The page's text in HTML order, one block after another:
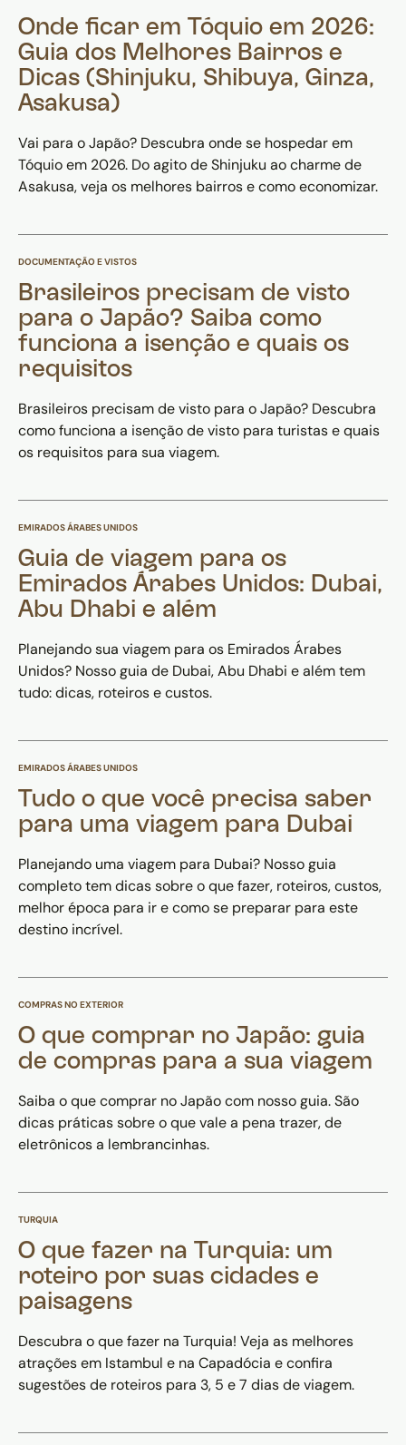
Onde ficar em Tóquio em 2026:
Guia dos Melhores Bairros e
Dicas (Shinjuku, Shibuya, Ginza,
Asakusa)
Vai para o Japão? Descubra onde se hospedar em
Tóquio em 2026. Do agito de Shinjuku ao charme de
Asakusa, veja os melhores bairros e como economizar.
DOCUMENTAÇÃO E VISTOS
Brasileiros precisam de visto
para o Japão? Saiba como
funciona a isenção e quais os
requisitos
Brasileiros precisam de visto para o Japão? Descubra
como funciona a isenção de visto para turistas e quais
os requisitos para sua viagem.
EMIRADOS ÁRABES UNIDOS
Guia de viagem para os
Emirados Árabes Unidos: Dubai,
Abu Dhabi e além
Planejando sua viagem para os Emirados Árabes
Unidos? Nosso guia de Dubai, Abu Dhabi e além tem
tudo: dicas, roteiros e custos.
EMIRADOS ÁRABES UNIDOS
Tudo o que você precisa saber
para uma viagem para Dubai
Planejando uma viagem para Dubai? Nosso guia
completo tem dicas sobre o que fazer, roteiros, custos,
melhor época para ir e como se preparar para este
destino incrível.
COMPRAS NO EXTERIOR
O que comprar no Japão: guia
de compras para a sua viagem
Saiba o que comprar no Japão com nosso guia. São
dicas práticas sobre o que vale a pena trazer, de
eletrônicos a lembrancinhas.
TURQUIA
O que fazer na Turquia: um
roteiro por suas cidades e
paisagens
Descubra o que fazer na Turquia! Veja as melhores
atrações em Istambul e na Capadócia e confira
sugestões de roteiros para 3, 5 e 7 dias de viagem.